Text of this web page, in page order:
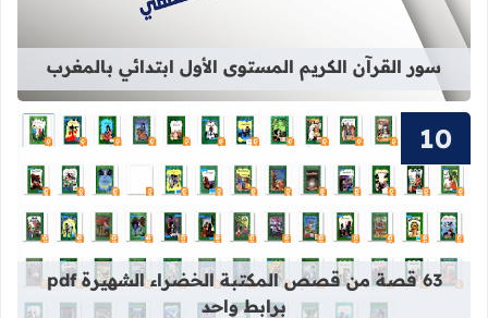
سور القرآن الكريم المستوى الأول ابتدائي بالمغرب
قراءة المزيد عن 63 قصة من قصص المكتبة الخضراء الشهيرة pdf برابط واحد
63 قصة من قصص المكتبة الخضراء الشهيرة pdf
برابط واحد